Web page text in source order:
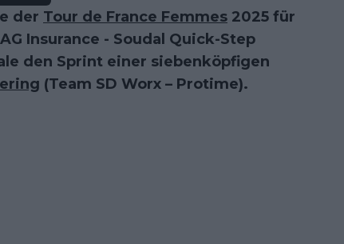
der Tour de France Femmes 2025 für
Insurance - Soudal Quick-Step
den Sprint einer siebenköpfigen
(Team SD Worx – Protime).